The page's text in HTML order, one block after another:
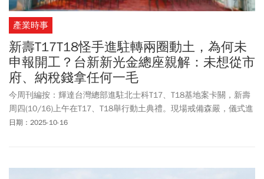
產業時事
新壽T17T18怪手進駐轉兩圈動土，為何未
申報開工？台新新光金總座親解：未想從市
府、納稅錢拿任何一毛
今周刊編按：輝達台灣總部進駐北士科T17、T18基地案卡關，新壽
周四(10/16)上午在T17、T18舉行動土典禮。現場戒備森嚴，儀式進
行後放鞭炮，挖土機轉兩下結束。台北市建管處表示，未收到任何
日期：2025-10-16